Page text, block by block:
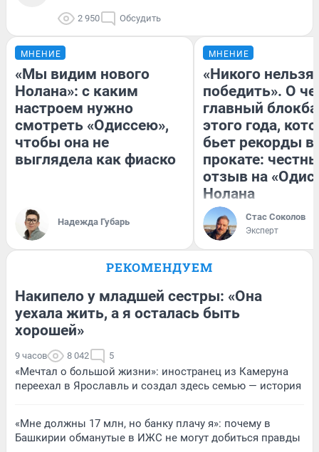
2 950 Обсудить
МНЕНИЕ
«Мы видим нового
Нолана»: с каким
настроем нужно
смотреть «Одиссею»,
чтобы она не
выглядела как фиаско
Надежда Губарь
МНЕНИЕ
«Никого нельзя
победить». О
главный
этого года,
бьет рекорды в
прокате:
отзыв на
Нолана
Стас Соколов
Эксперт
РЕКОМЕНДУЕМ
Накипело у младшей сестры: «Она
уехала жить, а я осталась быть
хорошей»
9 часов 8 042 5
«Мечтал о большой жизни»: иностранец из Камеруна
переехал в Ярославль и создал здесь семью — история
«Мне должны 17 млн, но банку плачу я»: почему в
Башкирии обманутые в ИЖС не могут добиться правды